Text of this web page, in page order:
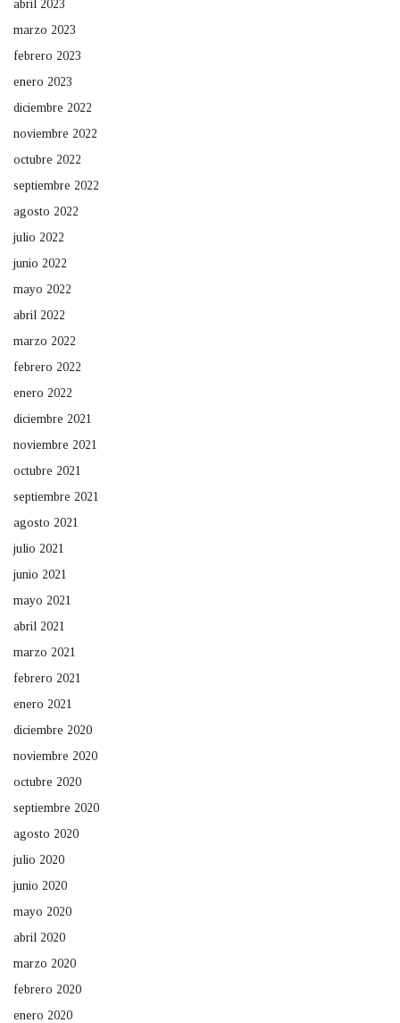
abril 2023
marzo 2023
febrero 2023
enero 2023
diciembre 2022
noviembre 2022
octubre 2022
septiembre 2022
agosto 2022
julio 2022
junio 2022
mayo 2022
abril 2022
marzo 2022
febrero 2022
enero 2022
diciembre 2021
noviembre 2021
octubre 2021
septiembre 2021
agosto 2021
julio 2021
junio 2021
mayo 2021
abril 2021
marzo 2021
febrero 2021
enero 2021
diciembre 2020
noviembre 2020
octubre 2020
septiembre 2020
agosto 2020
julio 2020
junio 2020
mayo 2020
abril 2020
marzo 2020
febrero 2020
enero 2020